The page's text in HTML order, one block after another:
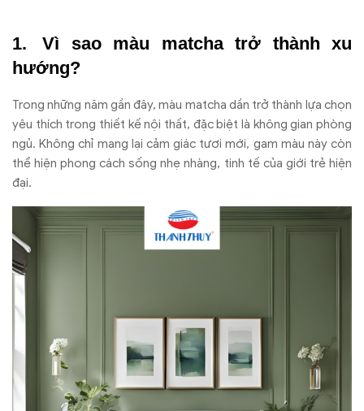
Vì sao màu matcha trở thành xu
hướng?
Trong những năm gần đây, màu matcha dần trở thành lựa chọn
yêu thích trong thiết kế nội thất, đặc biệt là không gian phòng
ngủ. Không chỉ mang lại cảm giác tươi mới, gam màu này còn
thể hiện phong cách sống nhẹ nhàng, tinh tế của giới trẻ hiện
đại.